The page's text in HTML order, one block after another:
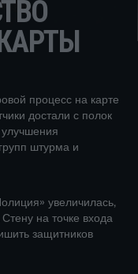
процесс на карте
достали с полок
штурма и
увеличилась,
на точке входа
защитников